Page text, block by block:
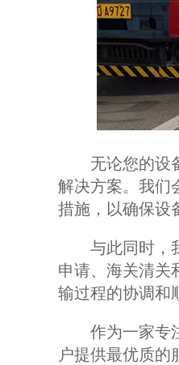
无论您的设备
解决方案。我们
措施，以确保设
与此同时，我
申请、海关清关
输过程的协调和
作为一家专注
户提供最优质的